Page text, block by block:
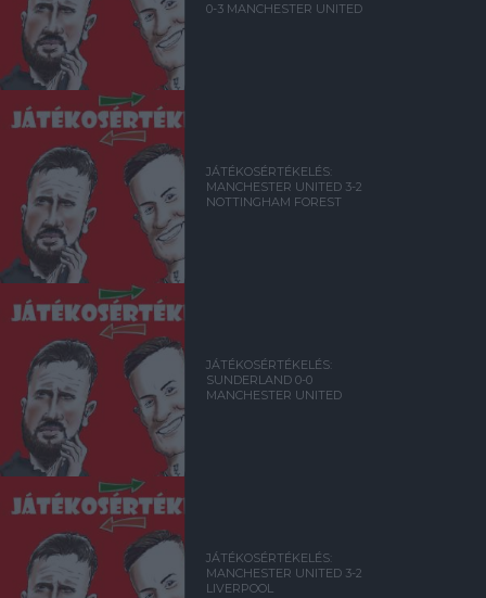
0-3 MANCHESTER UNITED
JÁTÉKOSÉRTÉKELÉS:
MANCHESTER UNITED 3-2
NOTTINGHAM FOREST
JÁTÉKOSÉRTÉKELÉS:
SUNDERLAND 0-0
MANCHESTER UNITED
JÁTÉKOSÉRTÉKELÉS:
MANCHESTER UNITED 3-2
LIVERPOOL